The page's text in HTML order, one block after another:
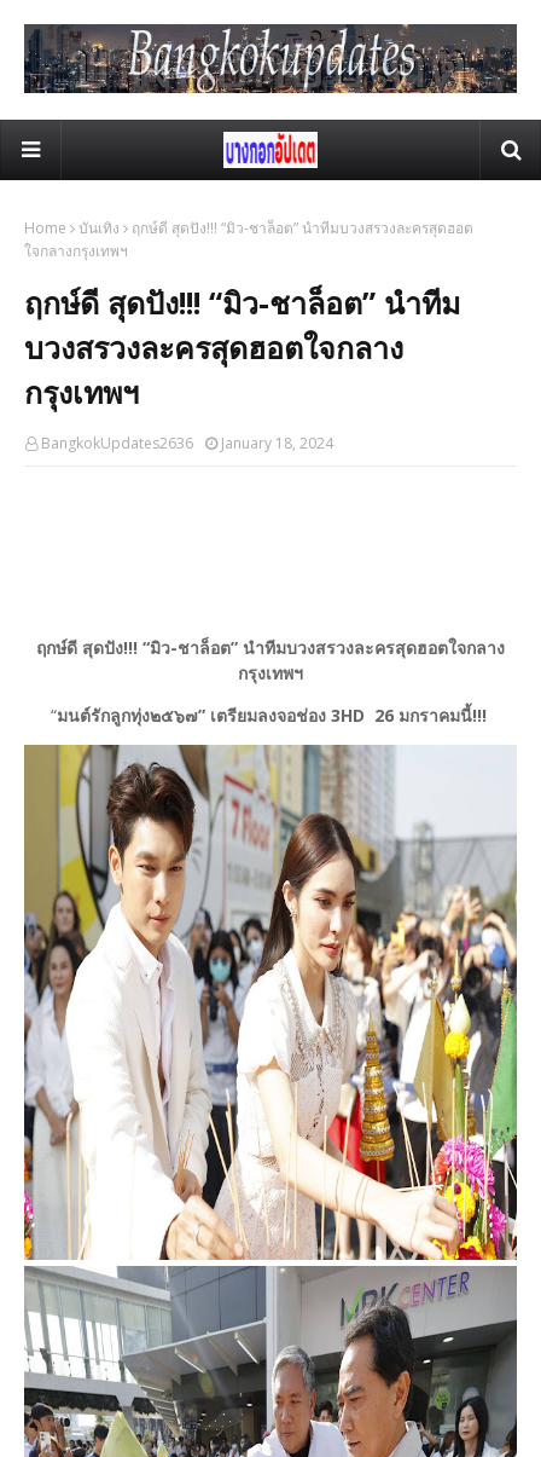
Home บันเทิง
ฤกษ์ดี สุดปัง!!! “มิว-ชาล็อต” นำทีมบวงสรวงละครสุดฮอต
ใจกลางกรุงเทพฯ
ฤกษ์ดี สุดปัง!!! “มิว-ชาล็อต” นำทีม
บวงสรวงละครสุดฮอตใจกลาง
กรุงเทพฯ
BangkokUpdates2636 January 18, 2024
ฤกษ์ดี สุดปัง!!! “มิว-ชาล็อต” นำทีมบวงสรวงละครสุดฮอตใจกลาง
กรุงเทพฯ
“มนต์รักลูกทุ่ง๒๕๖๗” เตรียมลงจอช่อง 3HD 26 มกราคมนี้!!!